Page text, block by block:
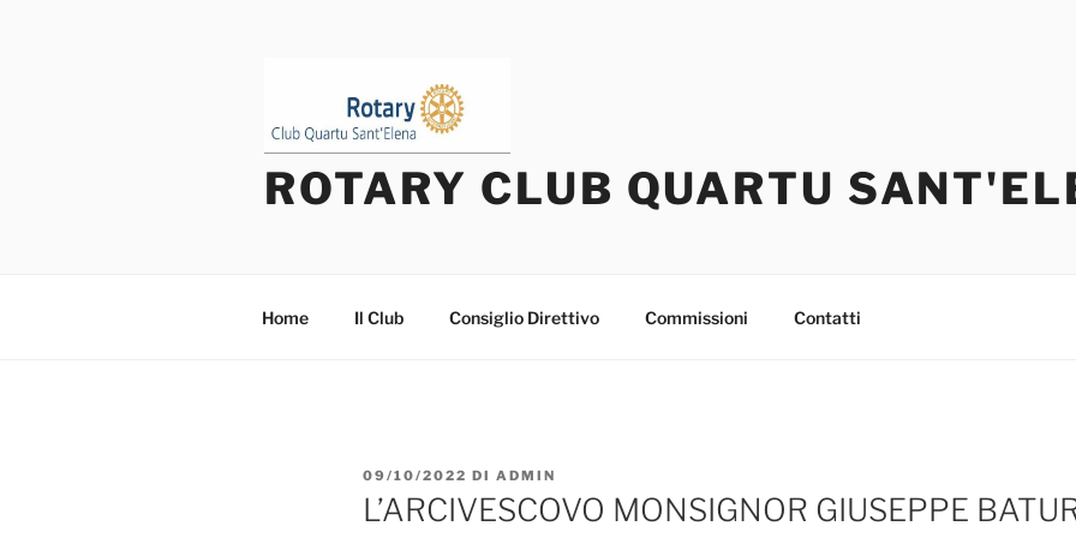
ROTARY CLUB QUARTU
Home Il Club Consiglio Direttivo Commissioni Contatti
PUBBLICATO
IL
09/10/2022 DI ADMIN
L’ARCIVESCOVO MONSIGNOR GIUSEPPE